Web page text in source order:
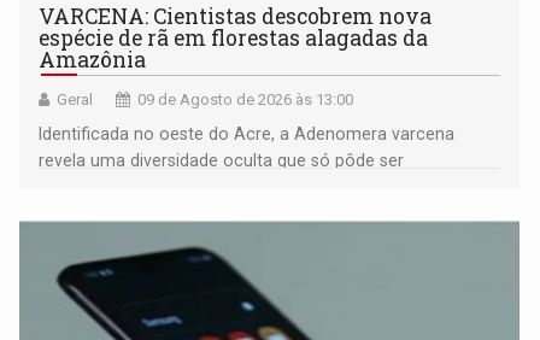
VARCENA: Cientistas descobrem nova
espécie de rã em florestas alagadas da
Amazônia
Geral 09 de Agosto de 2026 às 13:00
Identificada no oeste do Acre, a Adenomera varcena
revela uma diversidade oculta que só pôde ser